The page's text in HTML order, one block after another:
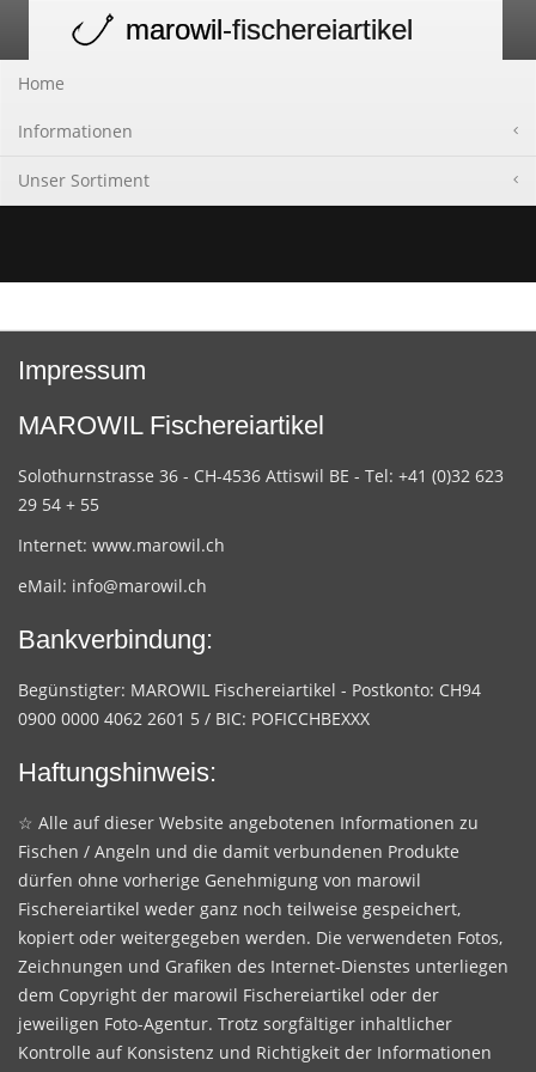
navigation
marowil-fischereiartikel
Home
Informationen
Unser Sortiment
Impressum
MAROWIL Fischereiartikel
Solothurnstrasse 36 - CH-4536 Attiswil BE - Tel: +41 (0)32 623
29 54 + 55
Internet: www.marowil.ch
eMail: info@marowil.ch
Bankverbindung:
Begünstigter: MAROWIL Fischereiartikel - Postkonto: CH94
0900 0000 4062 2601 5 / BIC: POFICCHBEXXX
Haftungshinweis:
☆ Alle auf dieser Website angebotenen Informationen zu
Fischen / Angeln und die damit verbundenen Produkte
dürfen ohne vorherige Genehmigung von marowil
Fischereiartikel weder ganz noch teilweise gespeichert,
kopiert oder weitergegeben werden. Die verwendeten Fotos,
Zeichnungen und Grafiken des Internet-Dienstes unterliegen
dem Copyright der marowil Fischereiartikel oder der
jeweiligen Foto-Agentur. Trotz sorgfältiger inhaltlicher
Kontrolle auf Konsistenz und Richtigkeit der Informationen